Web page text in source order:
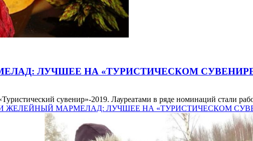
ЛУЧШЕЕ НА «ТУРИСТИЧЕСКОМ
сувенир»-2019. Лауреатами в ряде номинаций стали
И ЖЕЛЕЙНЫЙ МАРМЕЛАД: ЛУЧШЕЕ НА «ТУРИСТИЧЕСКОМ